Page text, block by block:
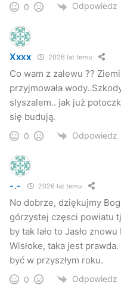
0 Odpowiedz
Xxxx 2026 lat temu
Co wam z zalewu ??
przyjmowała
slyszalem.. jak już
się budują.
0 Odpowiedz
-.- 2026 lat temu
No dobrze, dziękujmy
górzystej częsci powiatu
by tak lało to Jasło
Wisłoke, taka jest
być w przyszłym roku.
0 Odpowiedz